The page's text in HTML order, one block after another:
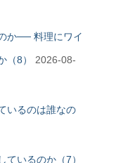
か── 料理にワイ
（8） 2026-08-
いるのは誰なの
いるのか（7）